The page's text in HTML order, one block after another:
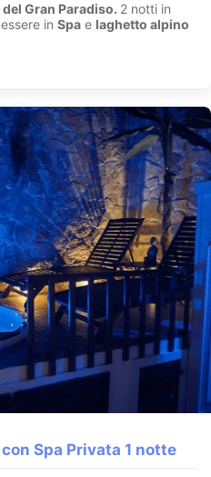
Gran Paradiso. 2 notti in
in Spa e laghetto alpino
Spa Privata 1 notte